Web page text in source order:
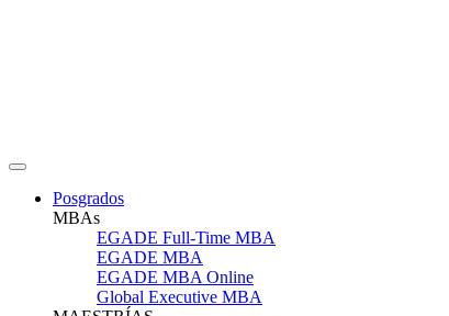
Posgrados
MBAs
EGADE Full-Time MBA
EGADE MBA
EGADE MBA Online
Global Executive MBA